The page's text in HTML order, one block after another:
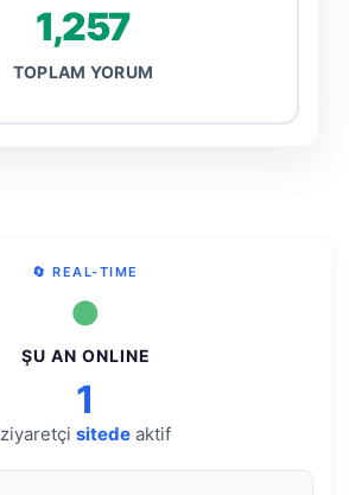
1,257
TOPLAM YORUM
🔄 REAL-TIME
●
ŞU AN ONLINE
1
ziyaretçi sitede aktif